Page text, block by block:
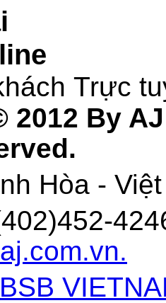
Trực
2012 By
Hòa -
BSB